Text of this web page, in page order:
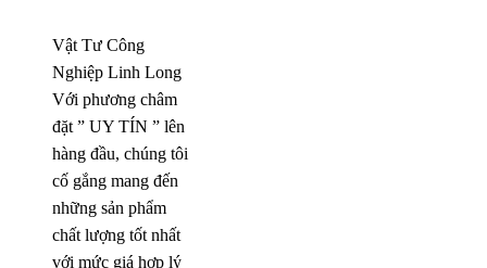
Vật Tư Công
Nghiệp Linh Long
Với phương châm
đặt ” UY TÍN ” lên
hàng đầu, chúng tôi
cố gắng mang đến
những sản phẩm
chất lượng tốt nhất
với mức giá hợp lý